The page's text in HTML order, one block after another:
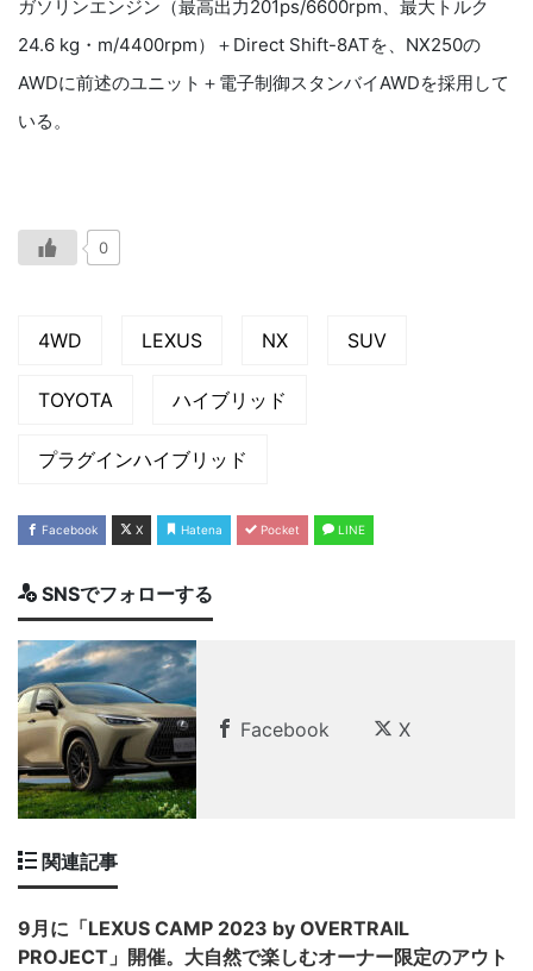
ガソリンエンジン（最高出力201ps/6600rpm、最大トルク
24.6 kg・m/4400rpm）＋Direct Shift-8ATを、NX250の
AWDに前述のユニット＋電子制御スタンバイAWDを採用して
いる。
0
4WD LEXUS NX SUV
TOYOTA ハイブリッド
プラグインハイブリッド
Facebook X Hatena Pocket LINE
SNSでフォローする
Facebook X
関連記事
9月に「LEXUS CAMP 2023 by OVERTRAIL
PROJECT」開催。大自然で楽しむオーナー限定のアウト